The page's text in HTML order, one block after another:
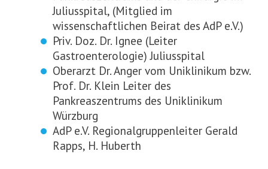
Juliusspital, (Mitglied im
wissenschaftlichen Beirat des AdP e.V.)
Priv. Doz. Dr. Ignee (Leiter
Gastroenterologie) Juliusspital
Oberarzt Dr. Anger vom Uniklinikum bzw.
Prof. Dr. Klein Leiter des
Pankreaszentrums des Uniklinikum
Würzburg
AdP e.V. Regionalgruppenleiter Gerald
Rapps, H. Huberth